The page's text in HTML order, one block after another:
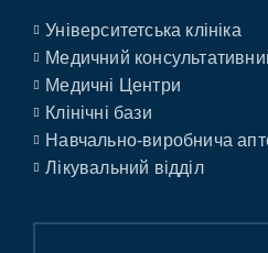
Університетська клініка
Медичний
Медичні Центри
Клінічні бази
Навчально-виробнича
Лікувальний відділ